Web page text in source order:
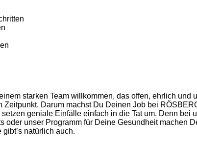
starken Team willkommen, das offen, ehrlich und
Darum machst Du Deinen Job bei
geniale Einfälle einfach in die Tat um. Denn bei
oder unser Programm für Deine Gesundheit machen
natürlich auch.